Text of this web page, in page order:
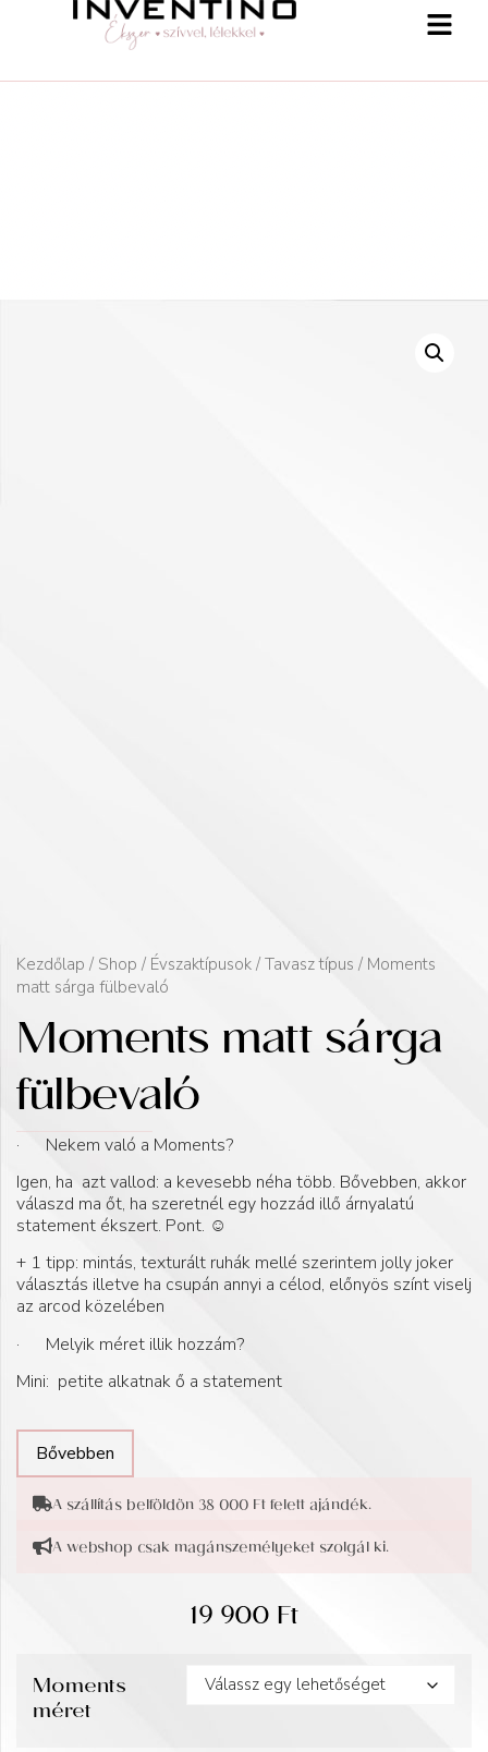
Kezdőlap / Shop / Évszaktípusok / Tavasz típus / Moments
matt sárga fülbevaló
Moments matt sárga
fülbevaló
· Nekem való a Moments?
Igen, ha azt vallod: a kevesebb néha több. Bővebben, akkor
válaszd ma őt, ha szeretnél egy hozzád illő árnyalatú
statement ékszert. Pont. ☺️
+ 1 tipp: mintás, texturált ruhák mellé szerintem jolly joker
választás illetve ha csupán annyi a célod, előnyös színt viselj
az arcod közelében
· Melyik méret illik hozzám?
Mini: petite alkatnak ő a statement
Bővebben
A szállítás belföldön 38 000 Ft felett ajándék.
A webshop csak magánszemélyeket szolgál ki.
19 900Ft
Moments
méret